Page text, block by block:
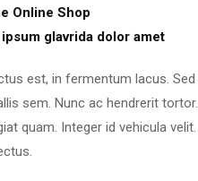
Online Shop
glavrida dolor amet
est, in fermentum lacus. Sed
sem. Nunc ac hendrerit tortor.
quam. Integer id vehicula velit.